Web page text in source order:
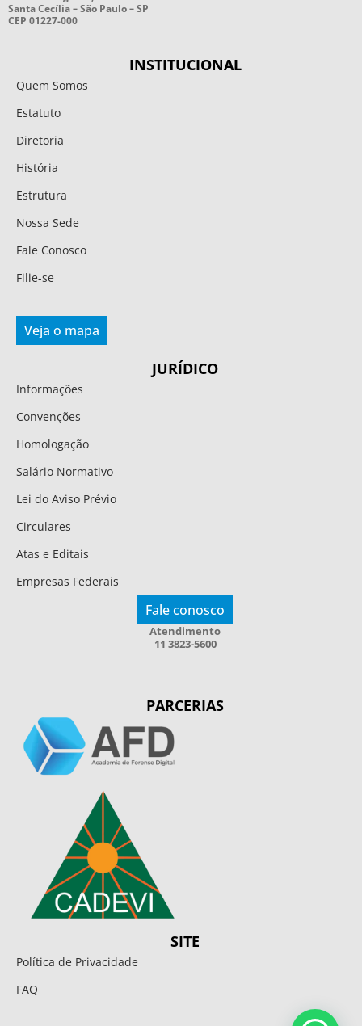
Santa Cecília – São Paulo – SP
CEP 01227-000
INSTITUCIONAL
Quem Somos
Estatuto
Diretoria
História
Estrutura
Nossa Sede
Fale Conosco
Filie-se
Veja o mapa
JURÍDICO
Informações
Convenções
Homologação
Salário Normativo
Lei do Aviso Prévio
Circulares
Atas e Editais
Empresas Federais
Fale conosco
Atendimento
11 3823-5600
PARCERIAS
SITE
Política de Privacidade
FAQ